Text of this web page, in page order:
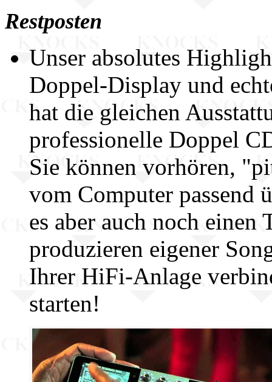
Restposten
Unser absolutes
Doppel-Display und
hat die gleichen
professionelle Doppel
Sie können vorhören,
vom Computer passend
es aber auch noch
produzieren eigener
Ihrer HiFi-Anlage
starten!